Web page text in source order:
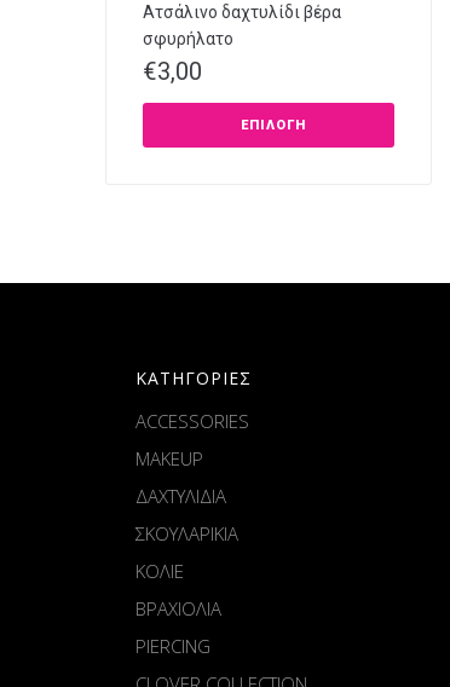
Ατσάλινο δαχτυλίδι βέρα
σφυρήλατο
€3,00
ΕΠΙΛΟΓΉ
ΚΑΤΗΓΟΡΙΕΣ
ACCESSORIES
MAKEUP
ΔΑΧΤΥΛΙΔΙΑ
ΣΚΟΥΛΑΡΙΚΙΑ
ΚΟΛΙΕ
ΒΡΑΧΙΟΛΙΑ
PIERCING